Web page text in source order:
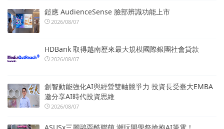
鎧應 AudienceSense 臉部辨識功能上市
2026/08/07
HDBank 取得越南歷來最大規模國際銀團社會貸款
2026/08/07
創智動能強化AI與經營雙軸競爭力 投資長受臺大EMBA
邀分享AI時代投資思維
2026/08/07
ASUSx三麗鷗耍酷聯萌 潮玩開學祭搶抱AI筆電！